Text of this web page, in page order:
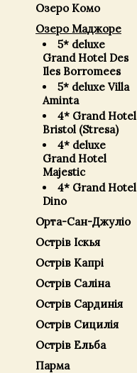
Озеро Комо
Озеро Маджоре
5* deluxe
Grand Hotel Des
Iles Borromees
5* deluxe Villa
Aminta
4* Grand Hotel
Bristol (Stresa)
4* deluxe
Grand Hotel
Majestic
4* Grand Hotel
Dino
Орта-Сан-Джуліо
Острів Іскья
Острів Капрі
Острів Саліна
Острів Сардинія
Острів Сицилія
Острів Ельба
Парма